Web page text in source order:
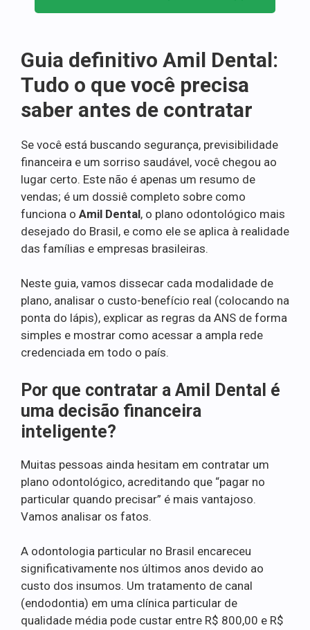
Guia definitivo Amil Dental:
Tudo o que você precisa
saber antes de contratar
Se você está buscando segurança, previsibilidade
financeira e um sorriso saudável, você chegou ao
lugar certo. Este não é apenas um resumo de
vendas; é um dossiê completo sobre como
funciona o Amil Dental, o plano odontológico mais
desejado do Brasil, e como ele se aplica à realidade
das famílias e empresas brasileiras.
Neste guia, vamos dissecar cada modalidade de
plano, analisar o custo-benefício real (colocando na
ponta do lápis), explicar as regras da ANS de forma
simples e mostrar como acessar a ampla rede
credenciada em todo o país.
Por que contratar a Amil Dental é
uma decisão financeira
inteligente?
Muitas pessoas ainda hesitam em contratar um
plano odontológico, acreditando que “pagar no
particular quando precisar” é mais vantajoso.
Vamos analisar os fatos.
A odontologia particular no Brasil encareceu
significativamente nos últimos anos devido ao
custo dos insumos. Um tratamento de canal
(endodontia) em uma clínica particular de
qualidade média pode custar entre R$ 800,00 e R$